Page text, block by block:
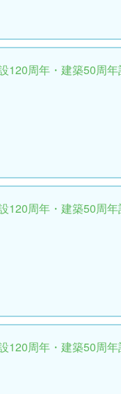
120周年・建築50周
120周年・建築50周年
120周年・建築50周年